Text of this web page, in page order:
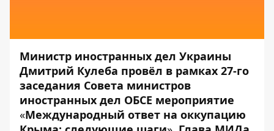
Министр иностранных дел Украины
Дмитрий Кулеба провёл в рамках 27-го
заседания Совета министров
иностранных дел ОБСЕ мероприятие
«Международный ответ на оккупацию